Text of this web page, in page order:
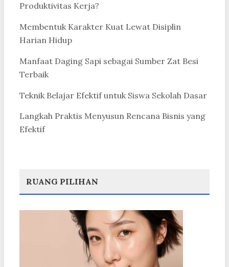
Produktivitas Kerja?
Membentuk Karakter Kuat Lewat Disiplin
Harian Hidup
Manfaat Daging Sapi sebagai Sumber Zat Besi
Terbaik
Teknik Belajar Efektif untuk Siswa Sekolah Dasar
Langkah Praktis Menyusun Rencana Bisnis yang
Efektif
RUANG PILIHAN